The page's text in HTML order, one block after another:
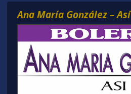
Ana María González – Así